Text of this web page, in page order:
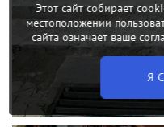
Этот сайт собирает
местоположении
сайта означает ваше
Я